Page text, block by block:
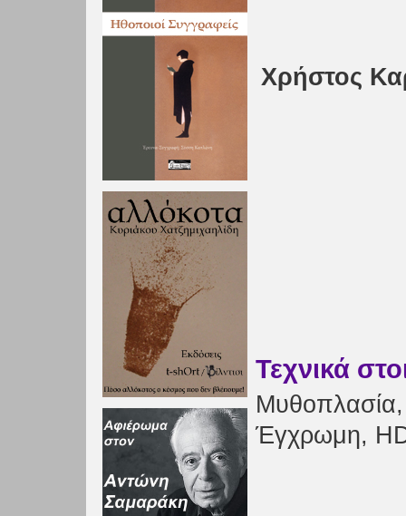
Χρήστος
Τεχνικά
Έγχρωμη,